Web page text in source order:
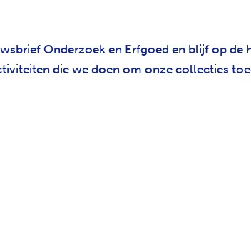
Onderzoek en Erfgoed en blijf op de
die we doen om onze collecties